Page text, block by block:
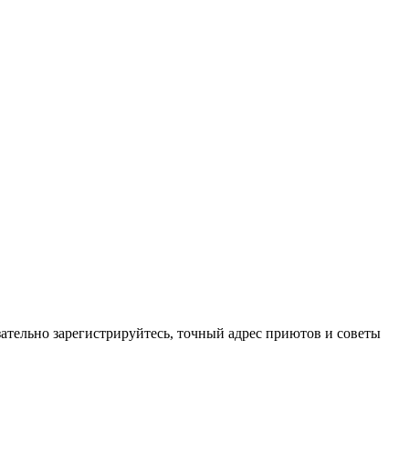
зарегистрируйтесь, точный адрес приютов и советы